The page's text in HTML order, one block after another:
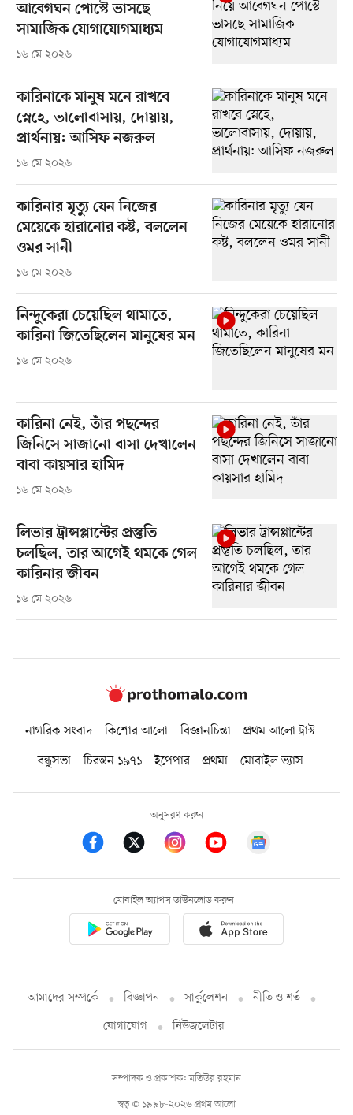
আবেগঘন পোস্টে ভাসছে
সামাজিক যোগাযোগমাধ্যম
১৬ মে ২০২৬
কারিনাকে মানুষ মনে রাখবে
স্নেহে, ভালোবাসায়, দোয়ায়,
প্রার্থনায়: আসিফ নজরুল
১৬ মে ২০২৬
কারিনার মৃত্যু যেন নিজের
মেয়েকে হারানোর কষ্ট, বললেন
ওমর সানী
১৬ মে ২০২৬
নিন্দুকেরা চেয়েছিল থামাতে,
কারিনা জিতেছিলেন মানুষের মন
১৬ মে ২০২৬
কারিনা নেই, তাঁর পছন্দের
জিনিসে সাজানো বাসা দেখালেন
বাবা কায়সার হামিদ
১৬ মে ২০২৬
লিভার ট্রান্সপ্লান্টের প্রস্তুতি
চলছিল, তার আগেই থমকে গেল
কারিনার জীবন
১৬ মে ২০২৬
নাগরিক সংবাদ কিশোর আলো বিজ্ঞানচিন্তা
প্রথম আলো ট্রাস্ট
বন্ধুসভা
চিরন্তন ১৯৭১ ইপেপার প্রথমা মোবাইল ভ্যাস
অনুসরণ করুন
মোবাইল অ্যাপস ডাউনলোড করুন
আমাদের সম্পর্কে বিজ্ঞাপন সার্কুলেশন
নীতি ও শর্ত
যোগাযোগ
নিউজলেটার
স্বত্ব © ১৯৯৮-২০২৬ প্রথম আলো
সম্পাদক ও প্রকাশক: মতিউর রহমান